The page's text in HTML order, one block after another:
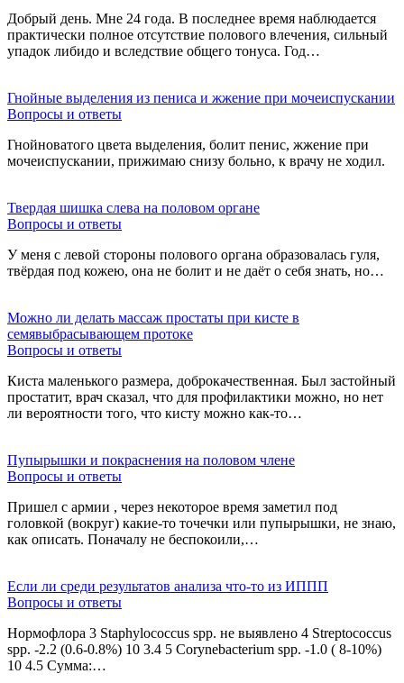
Добрый день. Мне 24 года. В последнее время наблюдается
практически полное отсутствие полового влечения, сильный
упадок либидо и вследствие общего тонуса. Год…
Гнойные выделения из пениса и жжение при мочеиспускании
Вопросы и ответы
Гнойноватого цвета выделения, болит пенис, жжение при
мочеиспускании, прижимаю снизу больно, к врачу не ходил.
Твердая шишка слева на половом органе
Вопросы и ответы
У меня с левой стороны полового органа образовалась гуля,
твёрдая под кожею, она не болит и не даёт о себя знать, но…
Можно ли делать массаж простаты при кисте в
семявыбрасывающем протоке
Вопросы и ответы
Киста маленького размера, доброкачественная. Был застойный
простатит, врач сказал, что для профилактики можно, но нет
ли вероятности того, что кисту можно как-то…
Пупырышки и покраснения на половом члене
Вопросы и ответы
Пришел с армии , через некоторое время заметил под
головкой (вокруг) какие-то точечки или пупырышки, не знаю,
как описать. Поначалу не беспокоили,…
Если ли среди результатов анализа что-то из ИППП
Вопросы и ответы
Нормофлора 3 Staphylococcus spp. не выявлено 4 Streptococcus
spp. -2.2 (0.6-0.8%) 10 3.4 5 Corynebacterium spp. -1.0 ( 8-10%)
10 4.5 Сумма:…